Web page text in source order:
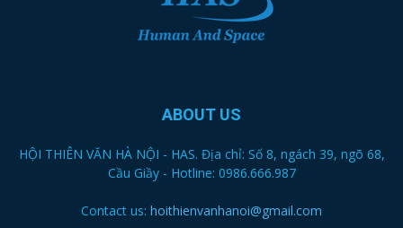
ABOUT US
HỘI THIÊN VĂN HÀ NỘI - HAS. Địa chỉ: Số 8, ngách 39, ngõ 68,
Cầu Giầy - Hotline: 0986.666.987
Contact us: hoithienvanhanoi@gmail.com